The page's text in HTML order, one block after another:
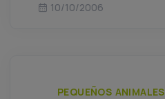
10/10/2006
PEQUEÑOS